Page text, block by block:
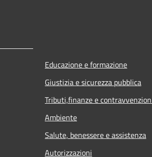
Educazione e formazione
Giustizia e sicurezza pubblica
Tributi,finanze e
Ambiente
Salute, benessere e assistenza
Autorizzazioni